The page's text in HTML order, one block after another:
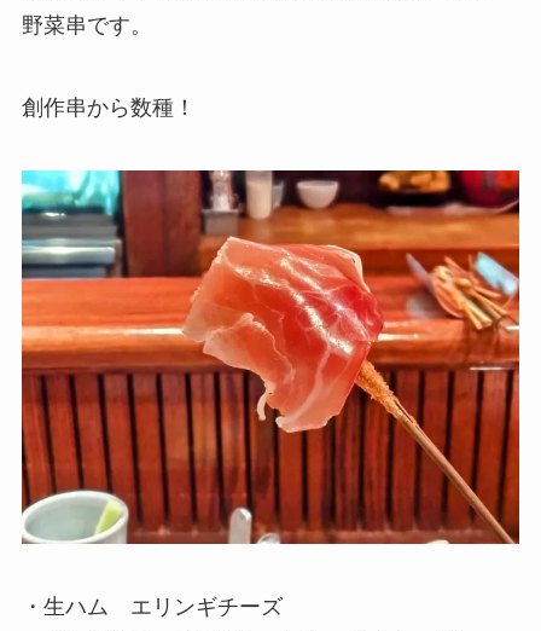
野菜串です。
創作串から数種！
・生ハム エリンギチーズ